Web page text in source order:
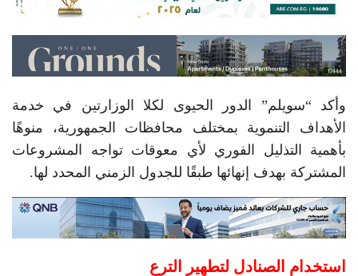
وأكد “سويلم” الدور الحيوى لكلا الوزارتين في خدمة
الأهداف التنموية بمختلف محافظات الجمهورية، منوهًا
بأهمية التذليل الفوري لأي معوقات تواجه المشروعات
المشتركة بهدف إنهائها طبقًا للجدول الزمني المحدد لها.
استخدام الصنادل لتطهير الترع